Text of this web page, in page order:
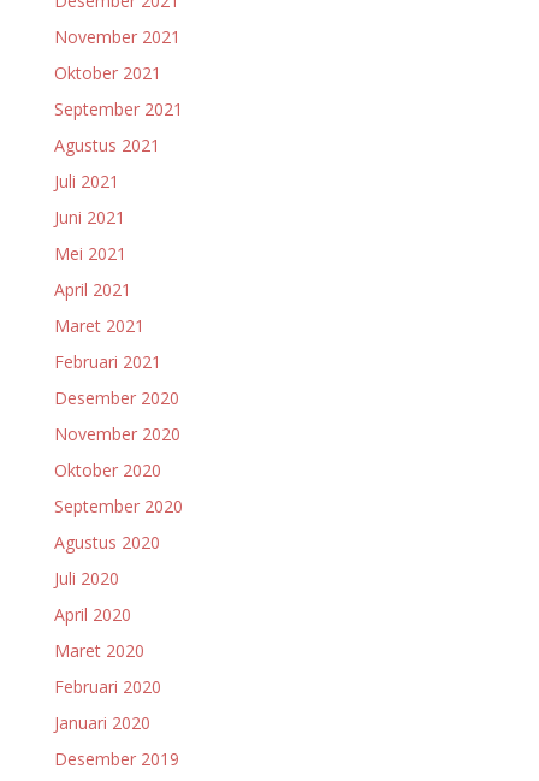
November 2021
Oktober 2021
September 2021
Agustus 2021
Juli 2021
Juni 2021
Mei 2021
April 2021
Maret 2021
Februari 2021
Desember 2020
November 2020
Oktober 2020
September 2020
Agustus 2020
Juli 2020
April 2020
Maret 2020
Februari 2020
Januari 2020
Desember 2019